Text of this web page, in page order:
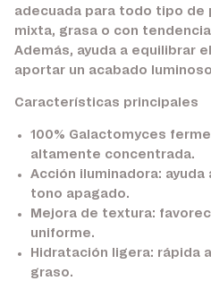
adecuada para todo tipo de
mixta, grasa o con
Además, ayuda a equilibrar
aportar un acabado
Características principales
100% Galactomyces
altamente concentrada.
Acción iluminadora: ayuda
tono apagado.
Mejora de textura:
uniforme.
Hidratación ligera: rápida
graso.